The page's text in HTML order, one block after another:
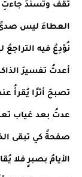
تقفَ وتُسندَ جاءتِ
العطاءَ ليس
نُوّدِعُ فيه
أعدتُ تفسيرَ
تصبحَ أثرًا يُقرأُ
عدتُ بعد غياب
صفحةً كي تبقى
الأيامُ بصبرٍ فلا